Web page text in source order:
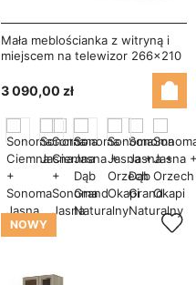
Mała meblościanka z witryną i
miejscem na telewizor 266×210
cm Sonoma Jasna / Dąb Grand
Naturalny – APOLLO
3 090,00 zł
NOWY